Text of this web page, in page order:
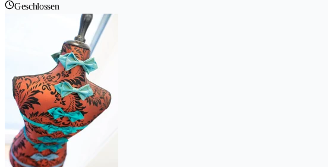
Geschlossen